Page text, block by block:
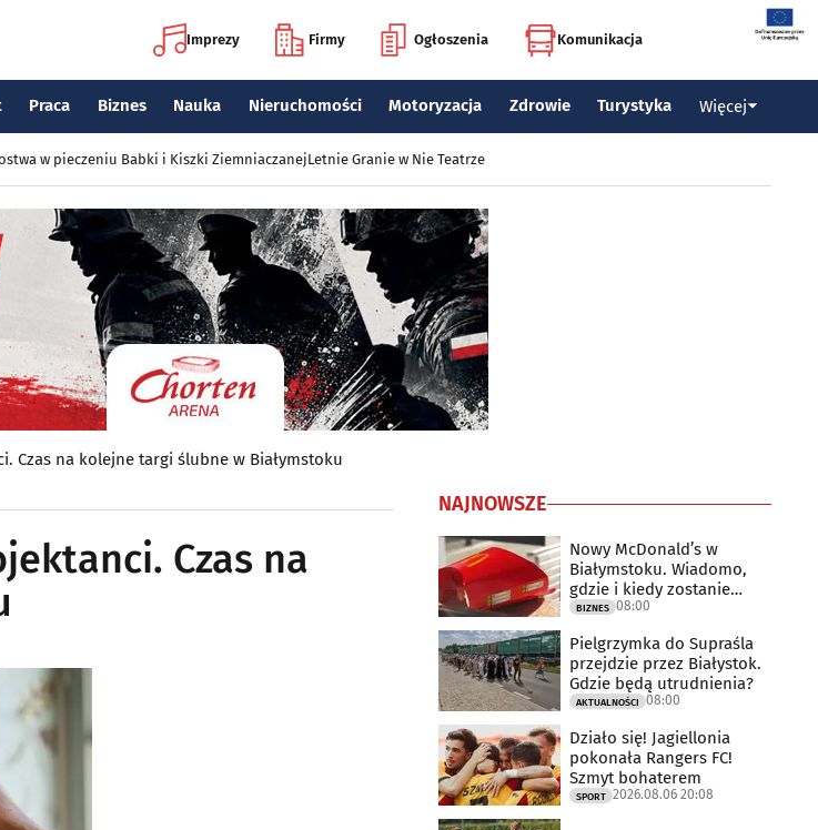
Imprezy Firmy Ogłoszenia Komunikacja
Praca Biznes Nauka Nieruchomości Motoryzacja Zdrowie Turystyka Więcej
w pieczeniu Babki i Kiszki ZiemniaczanejLetnie Granie w Nie Teatrze
Czas na kolejne targi ślubne w Białymstoku
Czas na
NAJNOWSZE
Nowy McDonald’s w
Białymstoku. Wiadomo,
gdzie i kiedy zostanie
otwarty
BIZNES 08:00
Pielgrzymka do Supraśla
przejdzie przez Białystok.
Gdzie będą utrudnienia?
AKTUALNOŚCI 08:00
Działo się! Jagiellonia
pokonała Rangers FC!
Szmyt bohaterem
SPORT 2026.08.06 20:08